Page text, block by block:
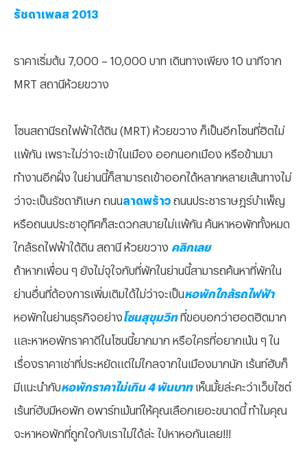
รัชดาเพลส 2013
ราคาเริ่มต้น 7,000 – 10,000 บาท เดินทางเพียง 10 นาทีจาก
MRT สถานีห้วยขวาง
โซนสถานีรถไฟฟ้าใต้ดิน (MRT) ห้วยขวาง ก็เป็นอีกโซนที่ฮิตไม่
แพ้กัน เพราะไม่ว่าจะเข้าในเมือง ออกนอกเมือง หรือข้ามมา
ทำงานอีกฝั่ง ในย่านนี้ก็สามารถเข้าออกได้หลากหลายเส้นทางไม่
ว่าจะเป็นรัชดาภิเษก ถนนลาดพร้าว ถนนประชาราษฎร์บำเพ็ญ
หรือถนนประชาอุทิศก็สะดวกสบายไม่แพ้กัน ค้นหาหอพักทั้งหมด
ใกล้รถไฟฟ้าใต้ดิน สถานี ห้วยขวาง คลิกเลย
ถ้าหากเพื่อน ๆ ยังไม่จุใจกับที่พักในย่านนี้สามารถค้นหาที่พักใน
ย่านอื่นที่ต้องการเพิ่มเติมได้ไม่ว่าจะเป็น หอพักใกล้รถไฟฟ้า
หอพักในย่านธุรกิจอย่าง โซนสุขุมวิทที่ขอบอกว่าฮอตฮิตมาก
และหาหอพักราคาดีในโซนนี้ยากมาก หรือใครที่อยากเน้น ๆ ใน
เรื่องราคาเช่าที่ประหยัดแต่ไม่ไกลจากในเมืองมากนัก เร้นท์ฮับก็
มีแนะนำกับ หอพักราคาไม่เกิน 4 พันบาทเห็นมั้ยล่ะคะว่าเว็บไซต์
เร้นท์ฮับมีหอพัก อพาร์ทเม้นท์ให้คุณเลือกเยอะขนาดนี้ ทำไมคุณ
จะหาหอพักที่ถูกใจกับเราไม่ได้ล่ะ ไปหาหอกันเลย!!!